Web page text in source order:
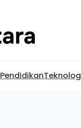
Pendidikan